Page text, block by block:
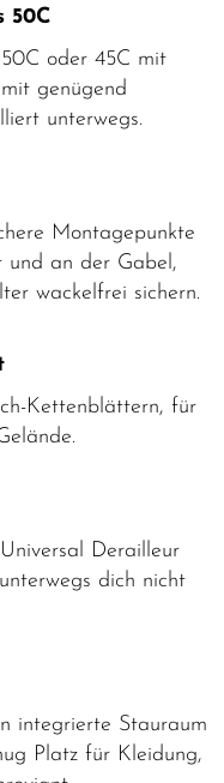
50C
oder 45C mit
genügend
unterwegs.
Montagepunkte
und an der Gabel,
wackelfrei sichern.
Kettenblättern, für
Derailleur
dich nicht
integrierte Stauraum
Platz für Kleidung,